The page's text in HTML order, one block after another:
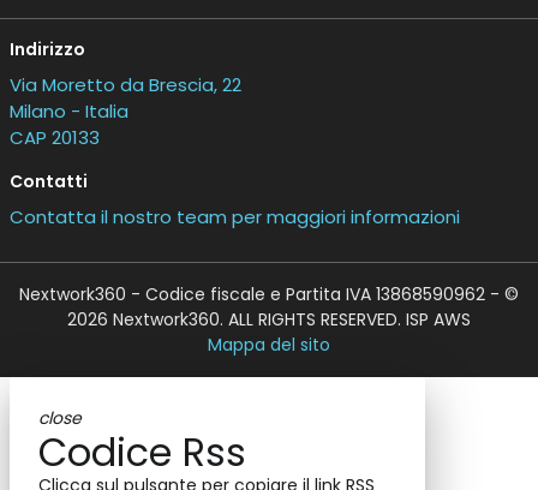
Indirizzo
Via Moretto da Brescia, 22
Milano - Italia
CAP 20133
Contatti
Contatta il nostro team per maggiori informazioni
Nextwork360 - Codice fiscale e Partita IVA 13868590962 - ©
2026 Nextwork360. ALL RIGHTS RESERVED. ISP AWS
Mappa del sito
close
Codice Rss